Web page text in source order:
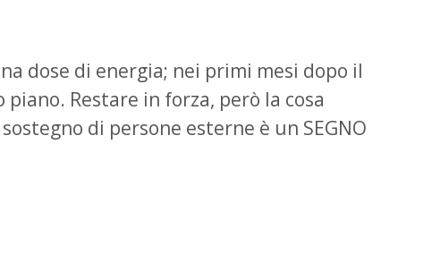
dose di energia; nei primi mesi dopo il
Restare in forza, però la cosa
di persone esterne è un SEGNO